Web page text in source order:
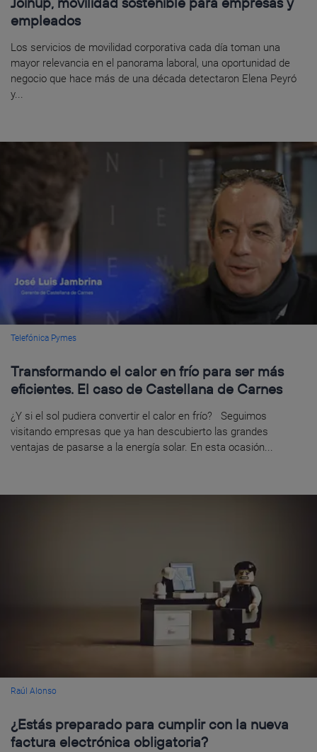
empleados
Los servicios de movilidad corporativa cada día toman una
mayor relevancia en el panorama laboral, una oportunidad de
negocio que hace más de una década detectaron Elena Peyró
y...
Telefónica Pymes
Transformando el calor en frío para ser más
eficientes. El caso de Castellana de Carnes
¿Y si el sol pudiera convertir el calor en frío? Seguimos
visitando empresas que ya han descubierto las grandes
ventajas de pasarse a la energía solar. En esta ocasión...
Raúl Alonso
¿Estás preparado para cumplir con la nueva
factura electrónica obligatoria?